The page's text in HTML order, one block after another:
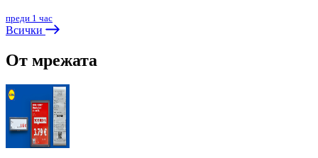
преди 1 час
Всички
От мрежата